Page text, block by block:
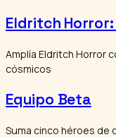
Eldritch
Amplía Eldritch Horror
cósmicos
Equipo Beta
Suma cinco héroes de